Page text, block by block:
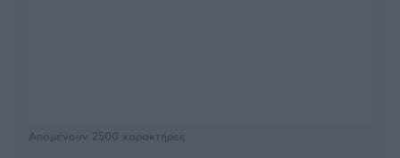
Απομένουν 2500 χαρακτήρες